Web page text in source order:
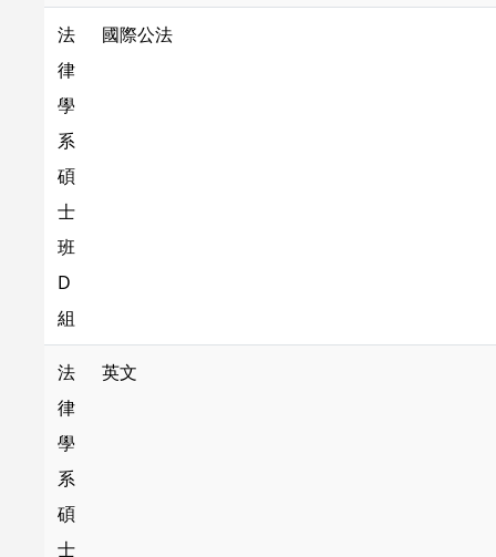
法
律
學
系
碩
士
班
D
組
國際公法
法
律
學
系
碩
士
英文